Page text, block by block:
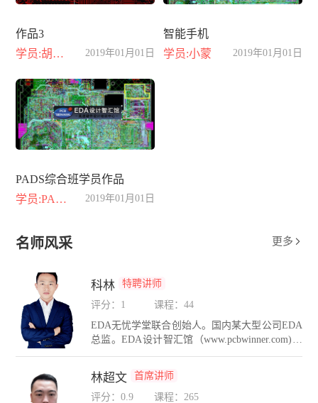
作品3
学员:胡江豪
2019年01月01日
智能手机
学员:小蒙
2019年01月01日
PADS综合班学员作品
学员:PADS综合班
2019年01月01日
名师风采 更多 
科林
特聘讲师
评分：1
课程：44
EDA无忧学堂联合创始人。国内某大型公司EDA
总监。EDA设计智汇馆（www.pcbwinner.com)金
牌讲师。在PCB设计方面有着10年的设计经验，
在硬件互连设计和PCB仿真领域有着自己独到的
设计方法和理念。精通Cadence，PADS，AD，H
yperlynx，Sigrity等多种PCB设计与仿真工具。长
林超文
首席讲师
评分：0.9
课程：265